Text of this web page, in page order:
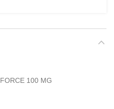
100 MG